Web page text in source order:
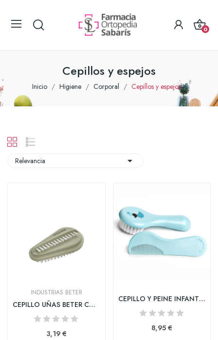
0
Cepillos y espejos
Inicio Higiene Corporal Cepillos y espejos
Relevancia 
INDUSTRIAS BETER
CEPILLO UÑAS BETER CON ASA NYLON
3,19 €
CEPILLO Y PEINE INFANTIL SOFT SUAVINEX AZUL...
8,95 €